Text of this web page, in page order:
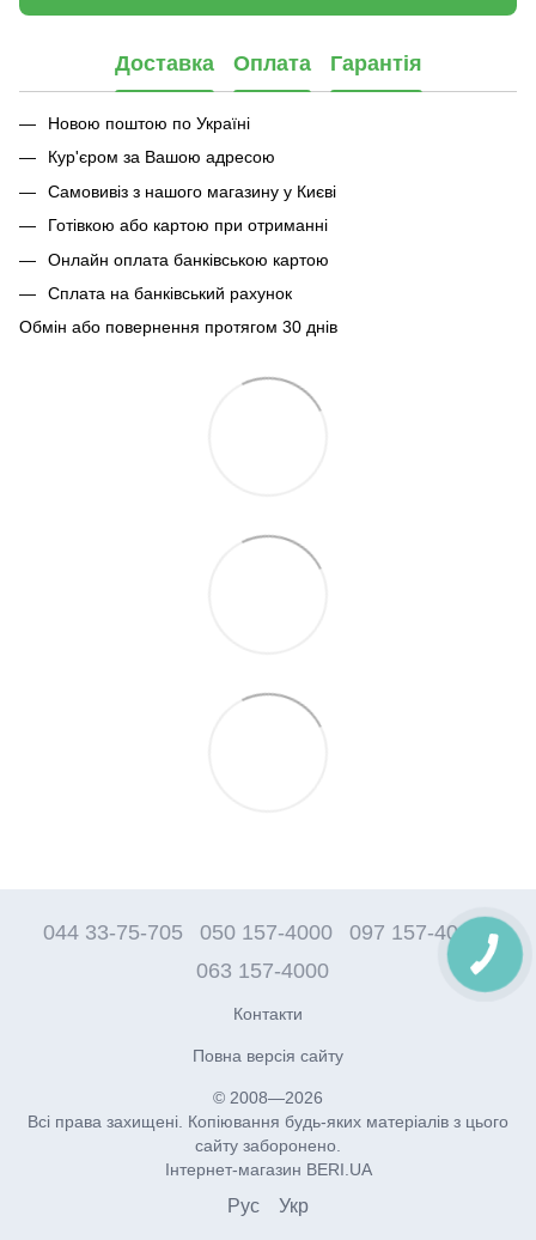
Доставка Оплата Гарантія
Новою поштою по Україні
Кур'єром за Вашою адресою
Самовивіз з нашого магазину у Києві
Готівкою або картою при отриманні
Онлайн оплата банківською картою
Сплата на банківський рахунок
Обмін або повернення протягом 30 днів
044 33-75-705 050 157-4000
097 157-4000
063 157-4000
Контакти
Повна версія сайту
© 2008—2026
Всі права захищені. Копіювання будь-яких матеріалів з цього
сайту заборонено.
Інтернет-магазин BERI.UA
Рус Укр